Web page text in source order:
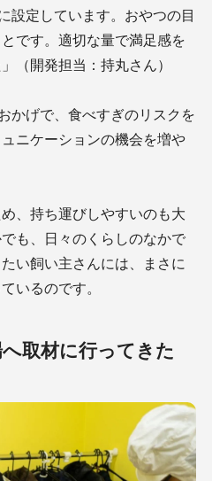
設定しています。おやつの目
です。適切な量で満足感を
（開発担当：持丸さん）
かげで、食べすぎのリスクを
ニケーションの機会を増や
、持ち運びしやすいのも大
も、日々のくらしのなかで
い飼い主さんには、まさに
いるのです。
取材に行ってきた